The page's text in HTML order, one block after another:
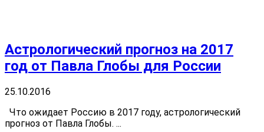
Астрологический прогноз на 2017
год от Павла Глобы для России
25.10.2016
Что ожидает Россию в 2017 году, астрологический
прогноз от Павла Глобы. ...